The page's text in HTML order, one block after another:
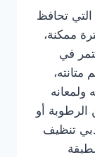
تحافظ
ممكنة،
في
متانته،
ولمعانه
أو
تنظيف